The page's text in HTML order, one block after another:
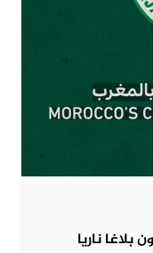
بلاغا ناريا